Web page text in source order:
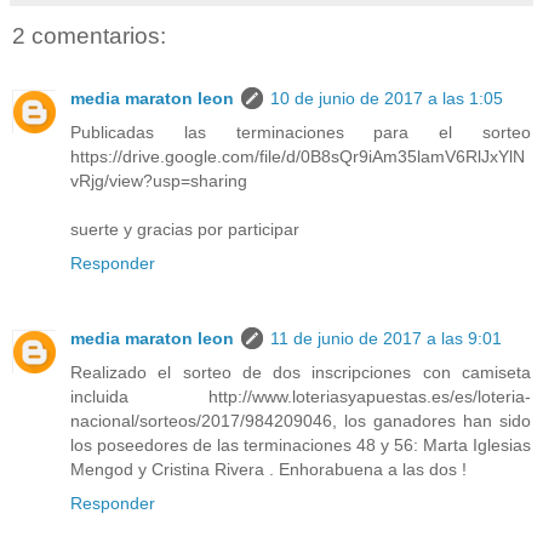
2 comentarios:
media maraton leon
10 de junio de 2017 a las 1:05
Publicadas las terminaciones para el sorteo
https://drive.google.com/file/d/0B8sQr9iAm35lamV6RlJxYlN
vRjg/view?usp=sharing
suerte y gracias por participar
Responder
media maraton leon
11 de junio de 2017 a las 9:01
Realizado el sorteo de dos inscripciones con camiseta
incluida http://www.loteriasyapuestas.es/es/loteria-
nacional/sorteos/2017/984209046, los ganadores han sido
los poseedores de las terminaciones 48 y 56: Marta Iglesias
Mengod y Cristina Rivera . Enhorabuena a las dos !
Responder